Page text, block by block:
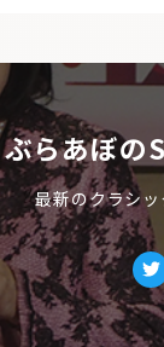
ぶらあぼの
最新のクラシ